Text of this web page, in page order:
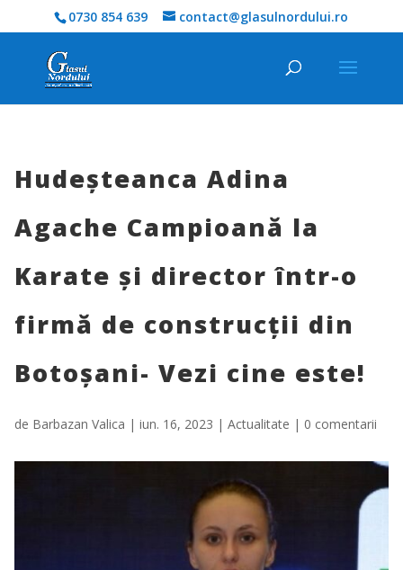
0730 854 639 contact@glasulnordului.ro
Hudeșteanca Adina
Agache Campioană la
Karate și director într-o
firmă de construcții din
Botoșani- Vezi cine este!
de Barbazan Valica | iun. 16, 2023 | Actualitate | 0 comentarii